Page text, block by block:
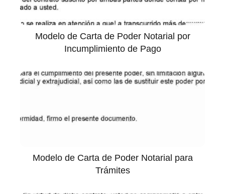
Modelo de Carta de Poder Notarial por
Incumplimiento de Pago
Modelo de Carta de Poder Notarial para
Trámites